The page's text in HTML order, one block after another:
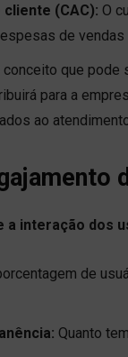
(CAC): O
de vendas
conceito que pode
para a
ao
a interação dos
de
Quanto